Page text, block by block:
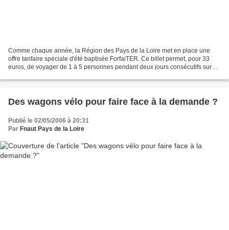
Comme chaque année, la Région des Pays de la Loire met en place une
offre tarifaire spéciale d'été baptisée ForfaiTER. Ce billet permet, pour 33
euros, de voyager de 1 à 5 personnes pendant deux jours consécutifs sur
Des wagons vélo pour faire face à la demande ?
Publié le 02/05/2006 à 20:31
Par Fnaut Pays de la Loire